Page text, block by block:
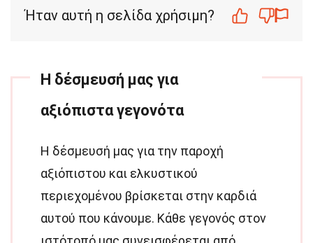
Ήταν αυτή η σελίδα χρήσιμη?
Η δέσμευσή μας για
αξιόπιστα γεγονότα
Η δέσμευσή μας για την παροχή
αξιόπιστου και ελκυστικού
περιεχομένου βρίσκεται στην καρδιά
αυτού που κάνουμε. Κάθε γεγονός στον